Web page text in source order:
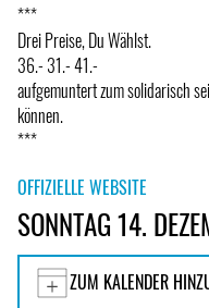
***
Drei Preise, Du Wählst.
36.- 31.- 41.-
aufgemuntert zum solidarisch
können.
***
OFFIZIELLE WEBSITE
SONNTAG 14.
ZUM KALENDER